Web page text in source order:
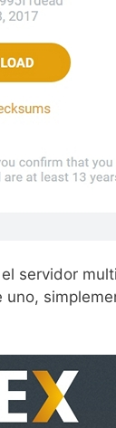
servidor
uno,